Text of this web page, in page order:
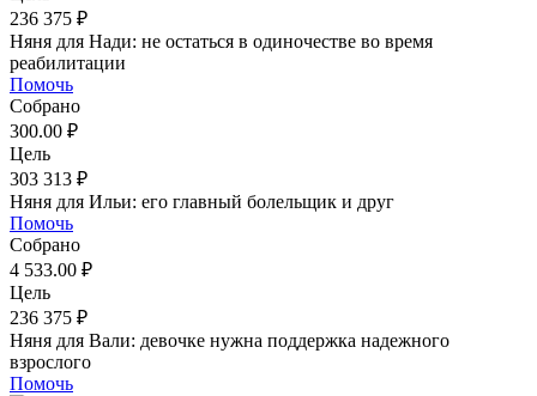
236 375 ₽
Няня для Нади: не остаться в одиночестве во время
реабилитации
Помочь
Собрано
300.00 ₽
Цель
303 313 ₽
Няня для Ильи: его главный болельщик и друг
Помочь
Собрано
4 533.00 ₽
Цель
236 375 ₽
Няня для Вали: девочке нужна поддержка надежного
взрослого
Помочь